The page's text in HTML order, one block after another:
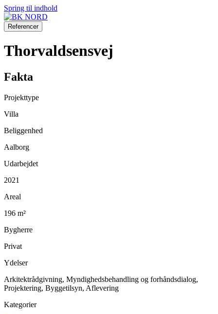
Spring til indhold
Referencer
Thorvaldsensvej
Fakta
Projekttype
Villa
Beliggenhed
Aalborg
Udarbejdet
2021
Areal
196 m²
Bygherre
Privat
Ydelser
Arkitektrådgivning, Myndighedsbehandling og forhåndsdialog,
Projektering, Byggetilsyn, Aflevering
Kategorier